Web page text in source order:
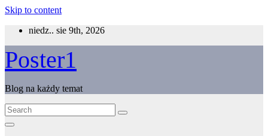
Skip to content
niedz.. sie 9th, 2026
Poster1
Blog na każdy temat